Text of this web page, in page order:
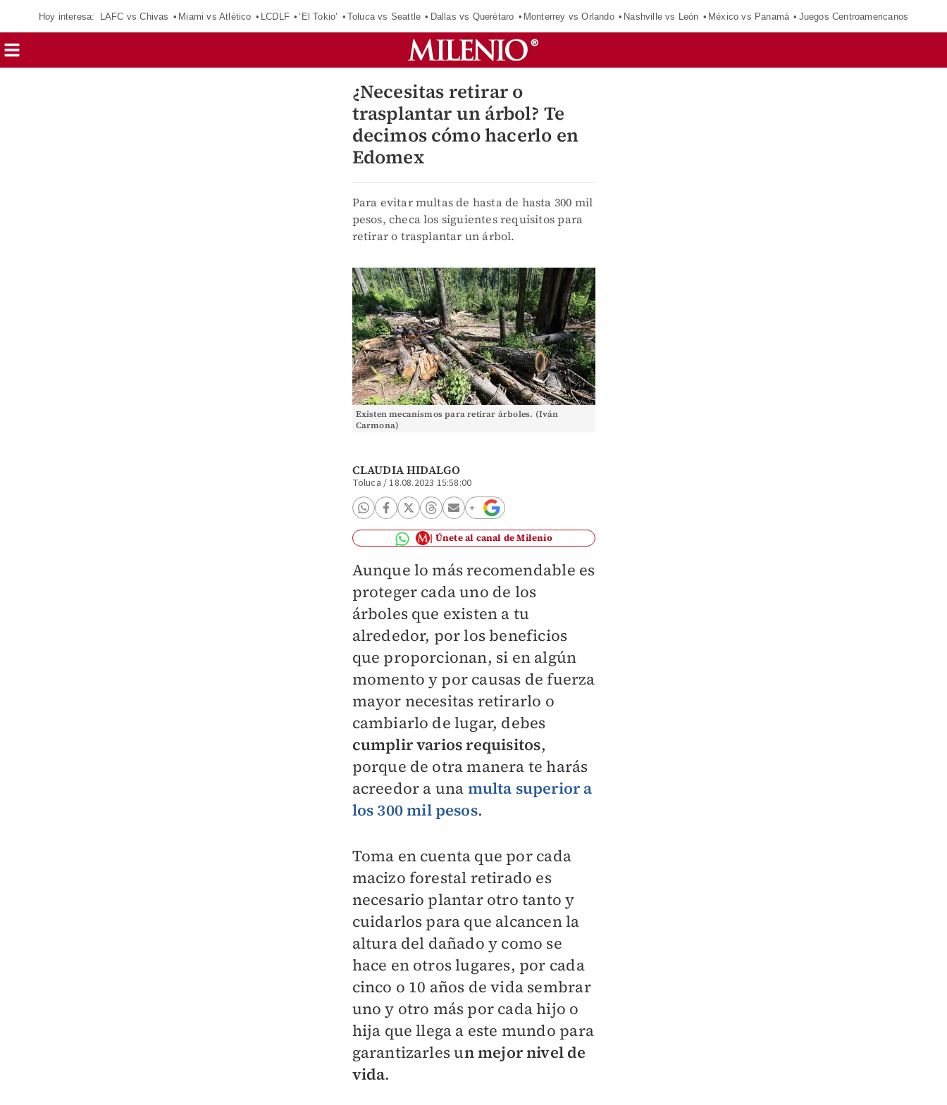
Hoy interesa: LAFC vs Chivas Miami vs Atlético LCDLF ‘El Tokio’ Toluca vs Seattle Dallas vs Querétaro Monterrey vs Orlando Nashville vs León México vs Panamá Juegos Centroamericanos
¿Necesitas retirar o
trasplantar un árbol? Te
decimos cómo hacerlo en
Edomex
Para evitar multas de hasta de hasta 300 mil
pesos, checa los siguientes requisitos para
retirar o trasplantar un árbol.
Existen mecanismos para retirar árboles. (Iván
Carmona)
CLAUDIA HIDALGO
Toluca /18.08.2023 15:58:00
Únete al canal de Milenio
Aunque lo más recomendable es
proteger cada uno de los
árboles que existen a tu
alrededor, por los beneficios
que proporcionan, si en algún
momento y por causas de fuerza
mayor necesitas retirarlo o
cambiarlo de lugar, debes
cumplir varios requisitos,
porque de otra manera te harás
acreedor a una multa superior a
los 300 mil pesos.
Toma en cuenta que por cada
macizo forestal retirado es
necesario plantar otro tanto y
cuidarlos para que alcancen la
altura del dañado y como se
hace en otros lugares, por cada
cinco o 10 años de vida sembrar
uno y otro más por cada hijo o
hija que llega a este mundo para
garantizarles un mejor nivel de
vida.